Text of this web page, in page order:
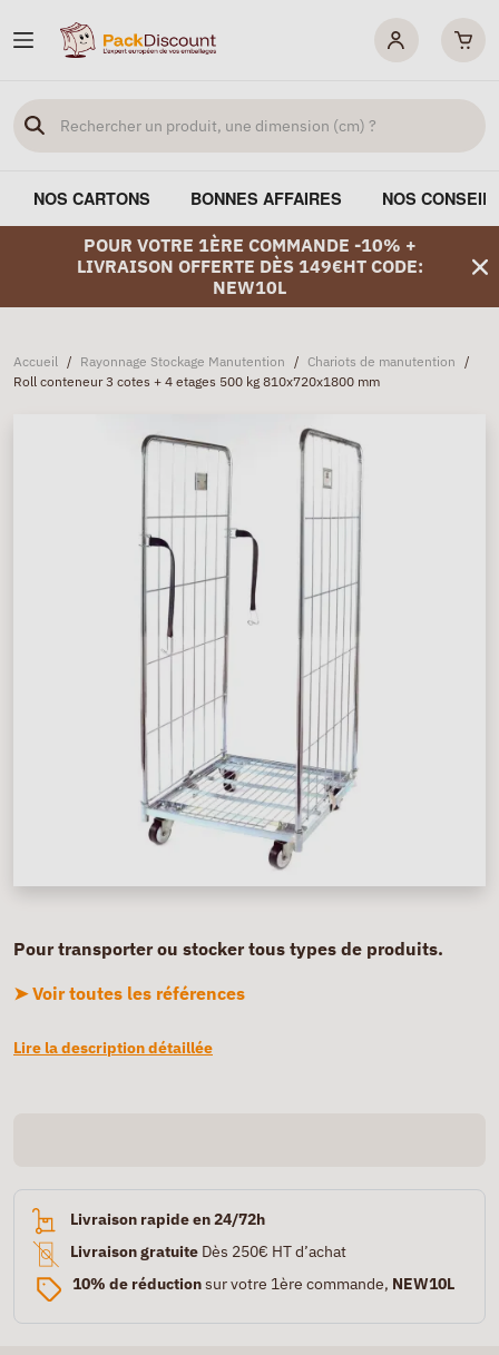
NOS CARTONS BONNES AFFAIRES NOS
POUR VOTRE 1ÈRE COMMANDE -10% +
LIVRAISON OFFERTE DÈS 149€HT CODE:
NEW10L
Accueil / Rayonnage Stockage Manutention / Chariots de manutention /
Roll conteneur 3 cotes + 4 etages 500 kg 810x720x1800 mm
Pour transporter ou stocker tous types de produits.
➤ Voir toutes les références
Lire la description détaillée
Livraison rapide en 24/72h
Livraison gratuite Dès 250€ HT d’achat
10% de réductionsur votre 1ère commande, NEW10L